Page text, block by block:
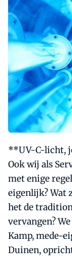
**UV-C-licht,
Ook wij als
met enige
eigenlijk? Wat
het de
vervangen?
Kamp, mede-
Duinen,